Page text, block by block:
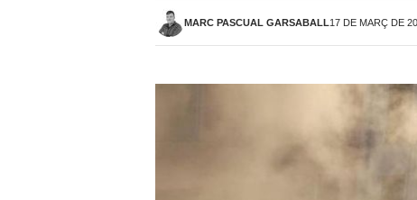
MARC PASCUAL GARSABALL17 DE MARÇ DE